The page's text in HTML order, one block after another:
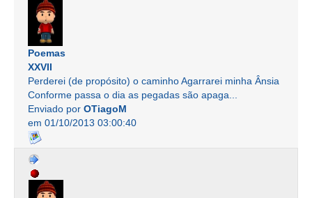
Poemas
XXVII
Perderei (de propósito) o caminho Agarrarei minha Ânsia
Conforme passa o dia as pegadas são apaga...
Enviado por OTiagoM
em 01/10/2013 03:00:40